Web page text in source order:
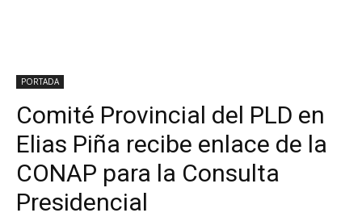
PORTADA
Comité Provincial del PLD en
Elias Piña recibe enlace de la
CONAP para la Consulta
Presidencial